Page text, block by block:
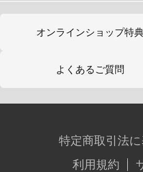
オンラインショップ特
よくあるご質問
特定商取引法
利用規約